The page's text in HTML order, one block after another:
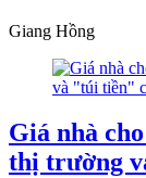
Giang Hồng
Giá nhà
thị trường